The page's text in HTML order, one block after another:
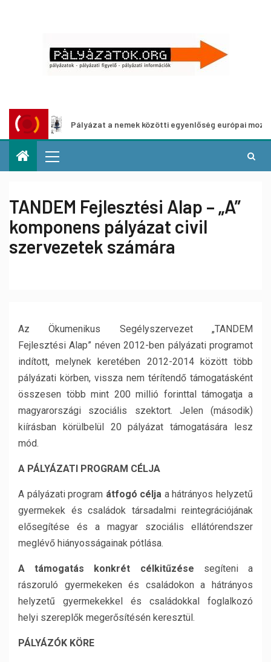
Pályázat a nemek közötti egyenlőség európai mozgalmainak
TANDEM Fejlesztési Alap – „A”
komponens pályázat civil
szervezetek számára
Az Ökumenikus Segélyszervezet „TANDEM
Fejlesztési Alap” néven 2012-ben pályázati programot
indított, melynek keretében 2012-2014 között több
pályázati körben, vissza nem térítendő támogatásként
összesen több mint 200 millió forinttal támogatja a
magyarországi szociális szektort. Jelen (második)
kiírásban körülbelül 20 pályázat támogatására lesz
mód.
A PÁLYÁZATI PROGRAM CÉLJA
A pályázati program átfogó célja a hátrányos helyzetű
gyermekek és családok társadalmi reintegrációjának
elősegítése és a magyar szociális ellátórendszer
meglévő hiányosságainak pótlása.
A támogatás konkrét célkitűzése segíteni a
rászoruló gyermekeken és családokon a hátrányos
helyzetű gyermekekkel és családokkal foglalkozó
helyi szereplők megerősítésén keresztül.
PÁLYÁZÓK KÖRE